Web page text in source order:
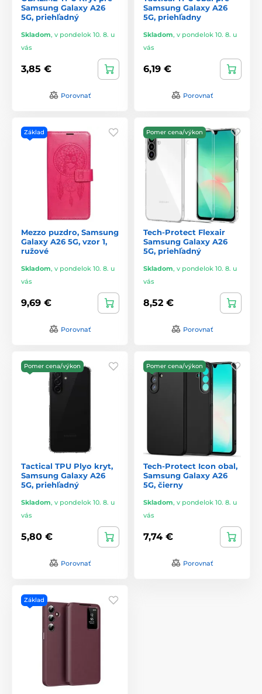
Samsung Galaxy A26
5G, priehľadný
Skladom, v pondelok 10. 8. u
vás
3,85 €
Porovnať
Samsung Galaxy A26
5G, priehľadny
Skladom, v pondelok 10. 8. u
vás
6,19 €
Porovnať
Základ
Mezzo puzdro, Samsung
Galaxy A26 5G, vzor 1,
ružové
Skladom, v pondelok 10. 8. u
vás
9,69 €
Porovnať
Pomer cena/výkon
Tech-Protect Flexair
Samsung Galaxy A26
5G, priehľadný
Skladom, v pondelok 10. 8. u
vás
8,52 €
Porovnať
Pomer cena/výkon
Tactical TPU Plyo kryt,
Samsung Galaxy A26
5G, priehľadný
Skladom, v pondelok 10. 8. u
vás
5,80 €
Porovnať
Pomer cena/výkon
Tech-Protect Icon obal,
Samsung Galaxy A26
5G, čierny
Skladom, v pondelok 10. 8. u
vás
7,74 €
Porovnať
Základ